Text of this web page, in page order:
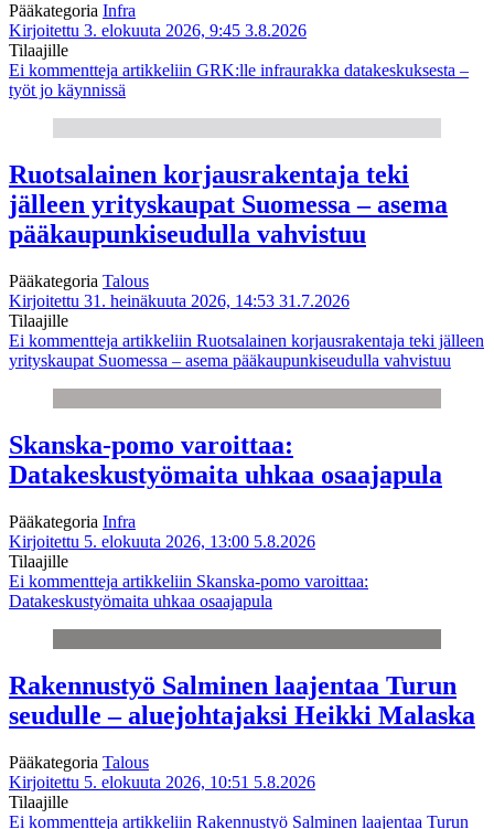
Pääkategoria Infra
Kirjoitettu 3. elokuuta 2026, 9:45 3.8.2026
Tilaajille
Ei kommentteja artikkeliin GRK:lle infraurakka datakeskuksesta –
työt jo käynnissä
Ruotsalainen korjausrakentaja teki
jälleen yrityskaupat Suomessa – asema
pääkaupunkiseudulla vahvistuu
Pääkategoria Talous
Kirjoitettu 31. heinäkuuta 2026, 14:53 31.7.2026
Tilaajille
Ei kommentteja artikkeliin Ruotsalainen korjausrakentaja teki jälleen
yrityskaupat Suomessa – asema pääkaupunkiseudulla vahvistuu
Skanska-pomo varoittaa:
Datakeskustyömaita uhkaa osaajapula
Pääkategoria Infra
Kirjoitettu 5. elokuuta 2026, 13:00 5.8.2026
Tilaajille
Ei kommentteja artikkeliin Skanska-pomo varoittaa:
Datakeskustyömaita uhkaa osaajapula
Rakennustyö Salminen laajentaa Turun
seudulle – aluejohtajaksi Heikki Malaska
Pääkategoria Talous
Kirjoitettu 5. elokuuta 2026, 10:51 5.8.2026
Tilaajille
Ei kommentteja artikkeliin Rakennustyö Salminen laajentaa Turun